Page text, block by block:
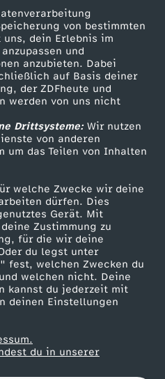
von bestimmten
dein Erlebnis im
und
anzubieten. Dabei
auf Basis deiner
der ZDFheute und
werden von uns nicht
Drittsysteme:Wir nutzen
von anderen
um das Teilen von Inhalten
welche Zwecke wir deine
dürfen. Dies
Gerät. Mit
Zustimmung zu
für die wir deine
du legst unter
fest, welchen Zwecken du
welchen nicht. Deine
kannst du jederzeit mit
deinen Einstellungen
du in unserer
Zuschauerservice
Hilfe